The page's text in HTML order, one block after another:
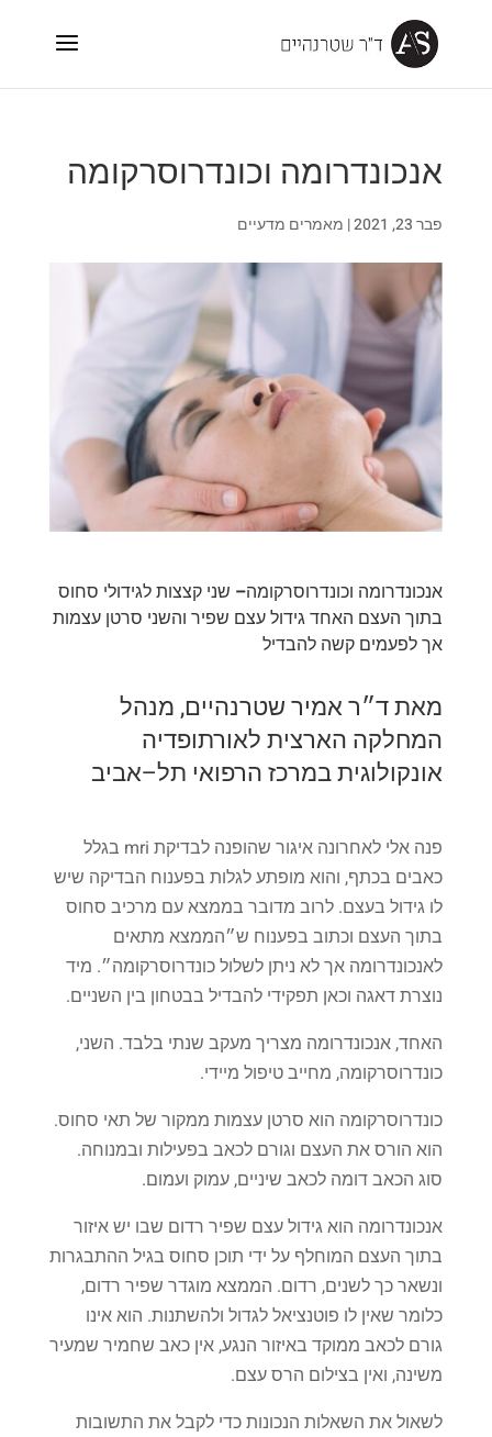
אנכונדרומה וכונדרוסרקומה
פבר 23, 2021 | מאמרים מדעיים
אנכונדרומה וכונדרוסרקומה– שני קצצותלגידולי סחוס
בתוך העצם האחדגידולעצם שפיר והשני סרטן עצמות
אךלפעמים קשה להבדיל
מאתד״ראמירשטרנהיים,מנהל
המחלקה הארציתלאורתופדיה
אונקולוגיתבמרכזהרפואי תל–אביב
פנה אלי לאחרונה איגור שהופנה לבדיקתmri
בגלל
כאבים בכתף, והוא מופתעלגלות בפענוח הבדיקה שיש
לו גידול בעצם. לרוב מדובר בממצאעם מרכיב סחוס
בתוך העצם וכתוב בפענוח ש״הממצא מתאים
לאנכונדרומה אךלא ניתן לשלולכונדרוסרקומה״. מיד
נוצרתדאגה וכאן תפקידי להבדיל בבטחון בין השניים.
האחד,אנכונדרומה מצריך מעקב שנתי בלבד. השני,
כונדרוסרקומה, מחייבטיפול מיידי.
כונדרוסרקומה הוא סרטן עצמות ממקור של תאי סחוס.
הוא הורסאת העצם וגורם לכאב בפעילות ובמנוחה.
סוג הכאבדומה לכאב שיניים,עמוק ועמום.
אנכונדרומה הואגידולעצם שפיר רדום שבו ישאיזור
בתוך העצם המוחלף על ידי תוכן סחוס בגיל ההתבגרות
ונשארכךלשנים, רדום. הממצא מוגדר שפיר רדום,
כלומר שאין לו פוטנציאללגדול ולהשתנות. הואאינו
גורם לכאב ממוקד באיזור הנגע,אין כאב שחמיר שמעיר
משינה, ואין בצילום הרסעצם.
לשאולאת השאלות הנכונותכדי לקבלאת התשובות